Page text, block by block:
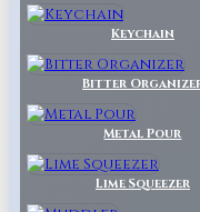
Keychain
Bitter
Metal Pour
Lime Squeezer